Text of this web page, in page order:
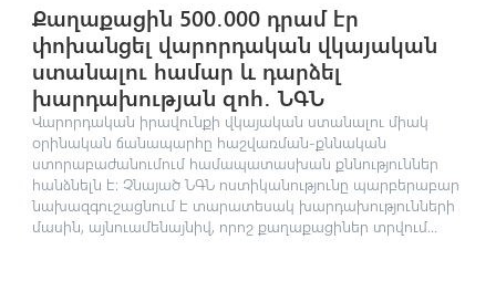
Քաղաքացին 500․000 դրամ էր
փոխանցել վարորդական վկայական
ստանալու համար և դարձել
խարդախության զոհ․ ՆԳՆ
Վարորդական իրավունքի վկայական ստանալու միակ
օրինական ճանապարհը հաշվառման-քննական
ստորաբաժանումում համապատասխան քննություններ
հանձնելն է։ Չնայած ՆԳՆ ոստիկանությունը պարբերաբար
նախազգուշացնում է տարատեսակ խարդախությունների
մասին, այնուամենայնիվ, որոշ քաղաքացիներ տրվում...